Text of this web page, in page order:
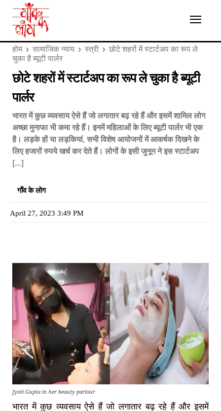
होम सामाजिक न्याय स्त्री
छोटे शहरों में स्टार्टअप का रूप ले
चुका है ब्यूटी पार्लर
छोटे शहरों में स्टार्टअप का रूप ले चुका है ब्यूटी
पार्लर
भारत में कुछ व्यवसाय ऐसे हैं जो लगातार बढ़ रहे हैं और इसमें शामिल लोग
अच्छा मुनाफा भी कमा रहे हैं। इनमें महिलाओं के लिए ब्यूटी पार्लर भी एक
है। लड़के हों या लड़कियां, सभी विशेष आयोजनों में आकर्षक दिखने के
लिए हजारों रुपये खर्च कर देते हैं। लोगों के इसी जुनून ने इस स्टार्टअप
[…]
गाँव के लोग
April 27, 2023 3:49 PM
Jyoti Gupta in her beauty parlour
भारत में कुछ व्यवसाय ऐसे हैं जो लगातार बढ़ रहे हैं और इसमें